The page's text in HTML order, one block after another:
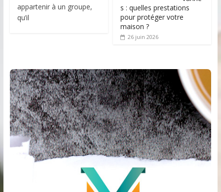
appartenir à un groupe,
qu’il
s : quelles prestations
pour protéger votre
maison ?
26 juin 2026